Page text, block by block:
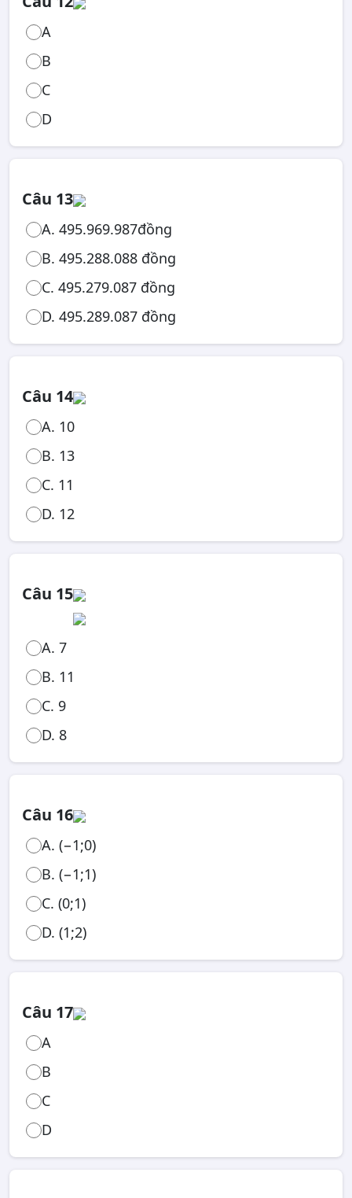
A
B
C
D
Câu 13
A. 495.969.987đồng
B. 495.288.088 đồng
C. 495.279.087 đồng
D. 495.289.087 đồng
Câu 14
A. 10
B. 13
C. 11
D. 12
Câu 15
A. 7
B. 11
C. 9
D. 8
Câu 16
A. (−1;0)
B. (−1;1)
C. (0;1)
D. (1;2)
Câu 17
A
B
C
D